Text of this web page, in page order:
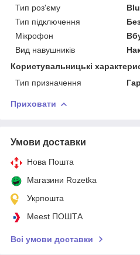
Тип роз'єму
Тип підключення
Мікрофон
Вид навушників
Користувальницькі
Тип призначення
Приховати
Умови доставки
Нова Пошта
Магазини Rozetka
Укрпошта
Meest ПОШТА
Всі умови доставки